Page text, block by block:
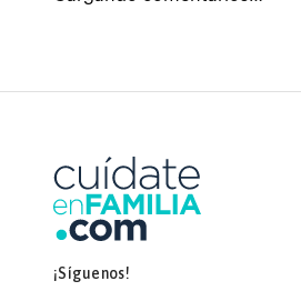
¡Síguenos!